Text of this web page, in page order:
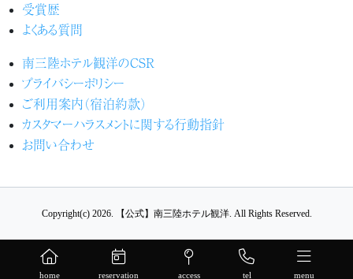
home reservation access tel menu
受賞歴
よくある質問
南三陸ホテル観洋のCSR
プライバシーポリシー
ご利用案内（宿泊約款）
カスタマーハラスメントに関する行動指針
お問い合わせ
Copyright(c) 2026. 【公式】南三陸ホテル観洋. All Rights Reserved.